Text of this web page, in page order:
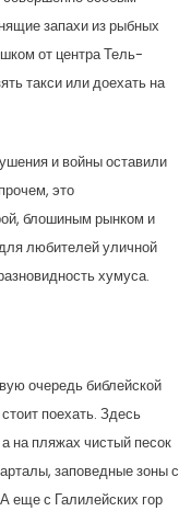
запахи из рыбных
от центра Тель-
такси или доехать на
и войны оставили
это
блошиным рынком и
любителей уличной
хумуса.
очередь библейской
поехать. Здесь
на пляжах чистый песок
заповедные зоны с
еще с Галилейских гор